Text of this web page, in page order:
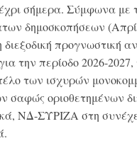
σήμερα. Σύμφωνα με
δημοσκοπήσεων
διεξοδική προγνωστική
την περίοδο 2026-2027,
των ισχυρών
σαφώς οριοθετημένων
ΝΔ-ΣΥΡΙΖΑ στη
.